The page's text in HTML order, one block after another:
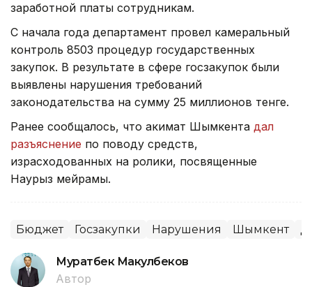
заработной платы сотрудникам.
С начала года департамент провел камеральный
контроль 8503 процедур государственных
закупок. В результате в сфере госзакупок были
выявлены нарушения требований
законодательства на сумму 25 миллионов тенге.
Ранее сообщалось, что акимат Шымкента дал
разъяснение по поводу средств,
израсходованных на ролики, посвященные
Наурыз мейрамы.
Бюджет Госзакупки Нарушения Шымкент
Муратбек Макулбеков
Автор